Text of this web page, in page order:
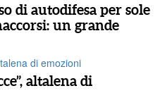
di autodifesa per sole
un grande
altalena di